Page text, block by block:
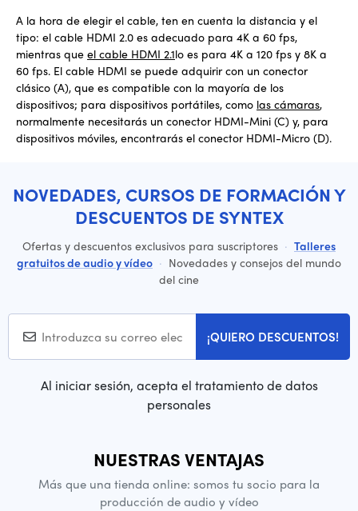
A la hora de elegir el cable, ten en cuenta la distancia y el
tipo: el cable HDMI 2.0 es adecuado para 4K a 60 fps,
mientras que el cable HDMI 2.1lo es para 4K a 120 fps y 8K a
60 fps. El cable HDMI se puede adquirir con un conector
clásico (A), que es compatible con la mayoría de los
dispositivos; para dispositivos portátiles, como las cámaras,
normalmente necesitarás un conector HDMI-Mini (C) y, para
dispositivos móviles, encontrarás el conector HDMI-Micro (D).
NOVEDADES, CURSOS DE FORMACIÓN Y
DESCUENTOS DE SYNTEX
Ofertas y descuentos exclusivos para suscriptores · Talleres
gratuitos de audio y vídeo · Novedades y consejos del mundo
del cine
¡QUIERO DESCUENTOS!
Al iniciar sesión, acepta el tratamiento de datos
personales
NUESTRAS VENTAJAS
Más que una tienda online: somos tu socio para la
producción de audio y vídeo